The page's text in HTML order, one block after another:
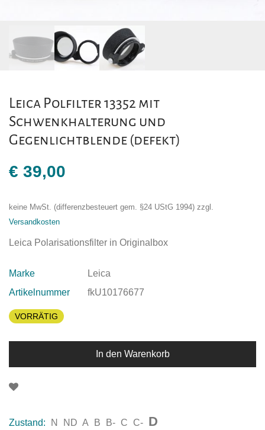
Leica Polfilter 13352 mit
Schwenkhalterung und
Gegenlichtblende (defekt)
€ 39,00
keine MwSt. (differenzbesteuert gem. §24 UStG 1994) zzgl.
Versandkosten
Leica Polarisationsfilter in Originalbox
Marke
Leica
Artikelnummer
fkU10176677
VORRÄTIG
In den Warenkorb
Zustand: N ND A B B- C C- D